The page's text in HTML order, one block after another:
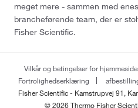
meget mere - sammen med
brancheførende team, der er
Fisher Scientific.
Vilkår og betingelser for
Fortrolighedserklæring
Fisher Scientific - Kamstrupvej 91,
© 2026 Thermo Fisher